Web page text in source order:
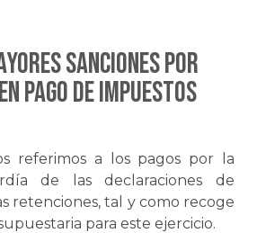
sanciones por
pago de impuestos
referimos a los pagos por la
de las declaraciones de
retenciones, tal y como recoge
para este ejercicio.